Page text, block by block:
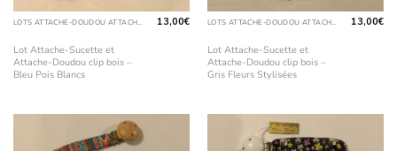
LOTS ATTACHE-DOUDOU ATTACHE-SUCETTE
Lot Attache-Sucette et
Attache-Doudou clip bois –
Bleu Pois Blancs
13,00€ LOTS ATTACHE-DOUDOU ATTACHE-SUCETTE
Lot Attache-Sucette et
Attache-Doudou clip bois –
Gris Fleurs Stylisées
13,00€